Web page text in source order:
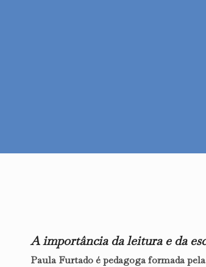
A importância da leitura e da
Paula Furtado é pedagoga formada